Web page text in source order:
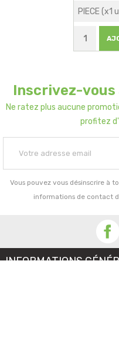
Inscrivez-
Ne ratez plus aucune
profitez
Vous pouvez vous désinscrire à
informations de contact
INFORMATIONS